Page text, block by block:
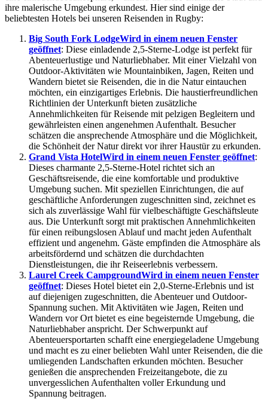
ihre malerische Umgebung erkundest. Hier sind einige der
beliebtesten Hotels bei unseren Reisenden in Rugby:
Big South Fork LodgeWird in einem neuen Fenster
geöffnet: Diese einladende 2,5-Sterne-Lodge ist perfekt für
Abenteuerlustige und Naturliebhaber. Mit einer Vielzahl von
Outdoor-Aktivitäten wie Mountainbiken, Jagen, Reiten und
Wandern bietet sie Reisenden, die in die Natur eintauchen
möchten, ein einzigartiges Erlebnis. Die haustierfreundlichen
Richtlinien der Unterkunft bieten zusätzliche
Annehmlichkeiten für Reisende mit pelzigen Begleitern und
gewährleisten einen angenehmen Aufenthalt. Besucher
schätzen die ansprechende Atmosphäre und die Möglichkeit,
die Schönheit der Natur direkt vor ihrer Haustür zu erkunden.
Grand Vista HotelWird in einem neuen Fenster geöffnet:
Dieses charmante 2,5-Sterne-Hotel richtet sich an
Geschäftsreisende, die eine komfortable und produktive
Umgebung suchen. Mit speziellen Einrichtungen, die auf
geschäftliche Anforderungen zugeschnitten sind, zeichnet es
sich als zuverlässige Wahl für vielbeschäftigte Geschäftsleute
aus. Die Unterkunft sorgt mit praktischen Annehmlichkeiten
für einen reibungslosen Ablauf und macht jeden Aufenthalt
effizient und angenehm. Gäste empfinden die Atmosphäre als
arbeitsfördernd und schätzen die durchdachten
Dienstleistungen, die ihr Reiseerlebnis verbessern.
Laurel Creek CampgroundWird in einem neuen Fenster
geöffnet: Dieses Hotel bietet ein 2,0-Sterne-Erlebnis und ist
auf diejenigen zugeschnitten, die Abenteuer und Outdoor-
Spannung suchen. Mit Aktivitäten wie Jagen, Reiten und
Wandern vor Ort bietet es eine begeisternde Umgebung, die
Naturliebhaber anspricht. Der Schwerpunkt auf
Abenteuersportarten schafft eine energiegeladene Umgebung
und macht es zu einer beliebten Wahl unter Reisenden, die die
umliegenden Landschaften erkunden möchten. Besucher
genießen die ansprechenden Freizeitangebote, die zu
unvergesslichen Aufenthalten voller Erkundung und
Spannung beitragen.